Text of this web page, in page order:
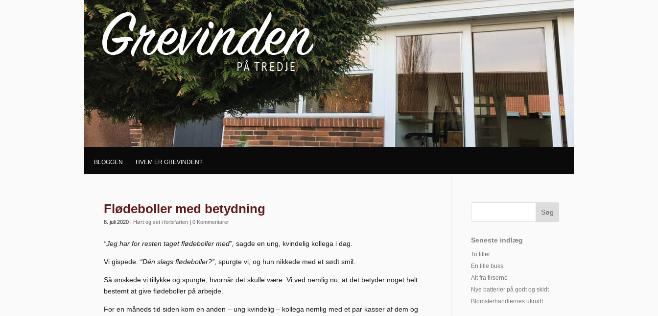
BLOGGEN HVEM ER GREVINDEN?
Flødeboller med betydning
8. juli 2020 | Hørt og set i forbifarten | 0 Kommentarer
“Jeg har for resten taget flødeboller med”, sagde en ung, kvindelig kollega i dag.
Vi gispede. “Dén slags flødeboller?” , spurgte vi, og hun nikkede med et sødt smil.
Så ønskede vi tillykke og spurgte, hvornår det skulle være. Vi ved nemlig nu, at det betyder noget helt
bestemt at give flødeboller på arbejde.
For en måneds tid siden kom en anden – ung kvindelig – kollega nemlig med et par kasser af dem og
Seneste indlæg
To titler
En lille buks
Alt fra firserne
Nye batterier på godt og skidt
Blomsterhandlernes ukrudt